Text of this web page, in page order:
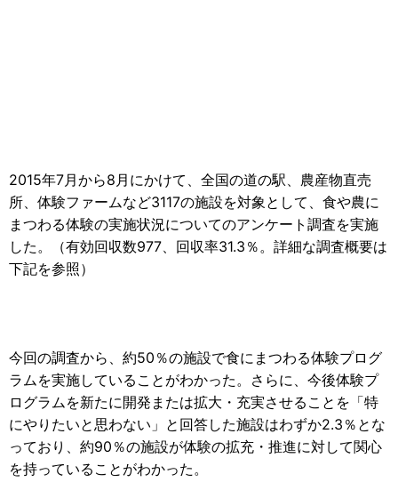
2015年7月から8月にかけて、全国の道の駅、農産物直売
所、体験ファームなど3117の施設を対象として、食や農に
まつわる体験の実施状況についてのアンケート調査を実施
した。（有効回収数977、回収率31.3％。詳細な調査概要は
下記を参照）
今回の調査から、約50％の施設で食にまつわる体験プログ
ラムを実施していることがわかった。さらに、今後体験プ
ログラムを新たに開発または拡大・充実させることを「特
にやりたいと思わない」と回答した施設はわずか2.3％とな
っており、約90％の施設が体験の拡充・推進に対して関心
を持っていることがわかった。